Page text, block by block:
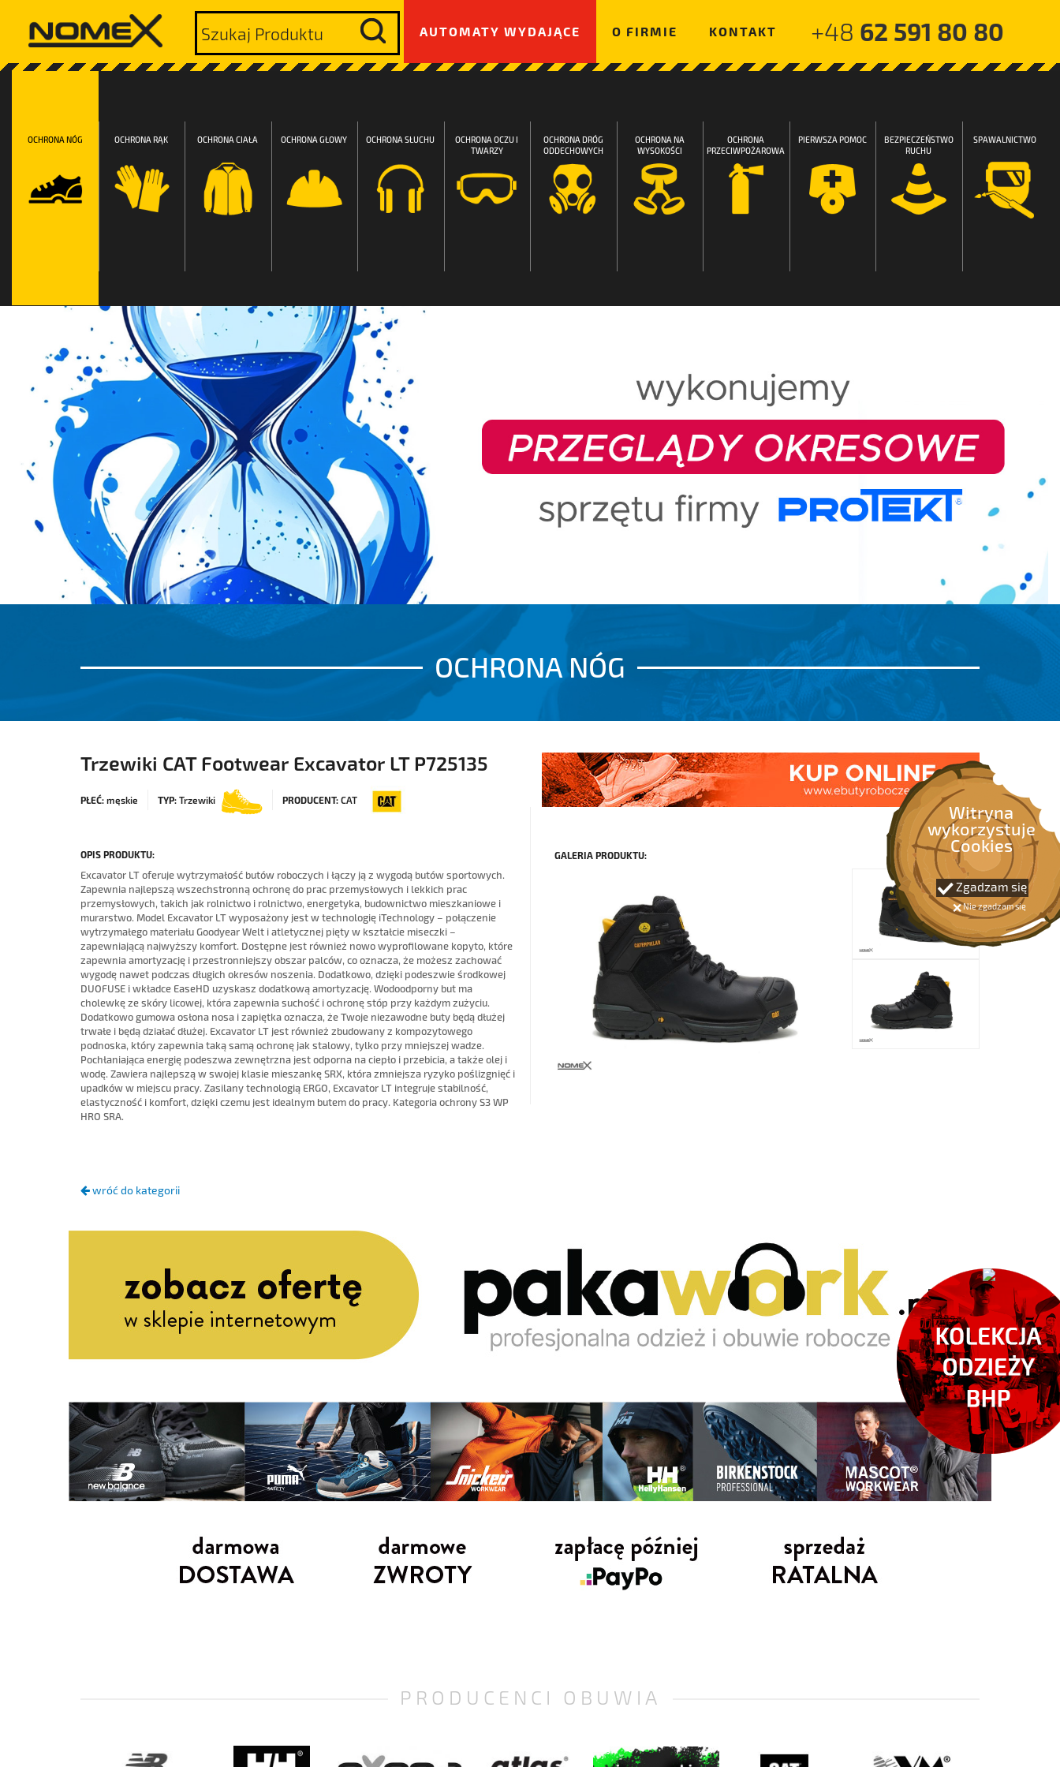
AUTOMATY WYDAJĄCE O FIRMIE KONTAKT +48 62 591 80 80
Witryna
wykorzystuje
Cookies
Zgadzam się
Nie zgadzam się
OCHRONA NÓG OCHRONA RĄK OCHRONA CIAŁA OCHRONA GŁOWY OCHRONA SŁUCHU
OCHRONA OCZU I
TWARZY
OCHRONA DRÓG
ODDECHOWYCH
OCHRONA NA
WYSOKOŚCI
OCHRONA
PRZECIWPOŻAROWA
PIERWSZA POMOC
BEZPIECZEŃSTWO
RUCHU
SPAWALNICTWO
OCHRONA NÓG
Trzewiki CAT Footwear Excavator LT P725135
PŁEĆ: męskie TYP: Trzewiki PRODUCENT: CAT
OPIS PRODUKTU:
Excavator LT oferuje wytrzymałość butów roboczych i łączy ją z wygodą butów sportowych.
Zapewnia najlepszą wszechstronną ochronę do prac przemysłowych i lekkich prac
przemysłowych, takich jak rolnictwo i rolnictwo, energetyka, budownictwo mieszkaniowe i
murarstwo. Model Excavator LT wyposażony jest w technologię iTechnology – połączenie
wytrzymałego materiału Goodyear Welt i atletycznej pięty w kształcie miseczki –
zapewniającą najwyższy komfort. Dostępne jest również nowo wyprofilowane kopyto, które
zapewnia amortyzację i przestronniejszy obszar palców, co oznacza, że ​​możesz zachować
wygodę nawet podczas długich okresów noszenia. Dodatkowo, dzięki podeszwie środkowej
DUOFUSE i wkładce EaseHD uzyskasz dodatkową amortyzację. Wodoodporny but ma
cholewkę ze skóry licowej, która zapewnia suchość i ochronę stóp przy każdym zużyciu.
Dodatkowo gumowa osłona nosa i zapiętka oznacza, że ​​Twoje niezawodne buty będą dłużej
trwałe i będą działać dłużej. Excavator LT jest również zbudowany z kompozytowego
podnoska, który zapewnia taką samą ochronę jak stalowy, tylko przy mniejszej wadze.
Pochłaniająca energię podeszwa zewnętrzna jest odporna na ciepło i przebicia, a także olej i
wodę. Zawiera najlepszą w swojej klasie mieszankę SRX, która zmniejsza ryzyko poślizgnięć i
upadków w miejscu pracy. Zasilany technologią ERGO, Excavator LT integruje stabilność,
elastyczność i komfort, dzięki czemu jest idealnym butem do pracy. Kategoria ochrony S3 WP
HRO SRA.
wróć do kategorii
GALERIA PRODUKTU:
PRODUCENCI OBUWIA